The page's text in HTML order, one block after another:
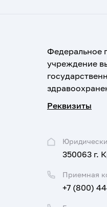
Федеральное
учреждение
Реквизиты
350063 г.
Приемная
+7 (800)